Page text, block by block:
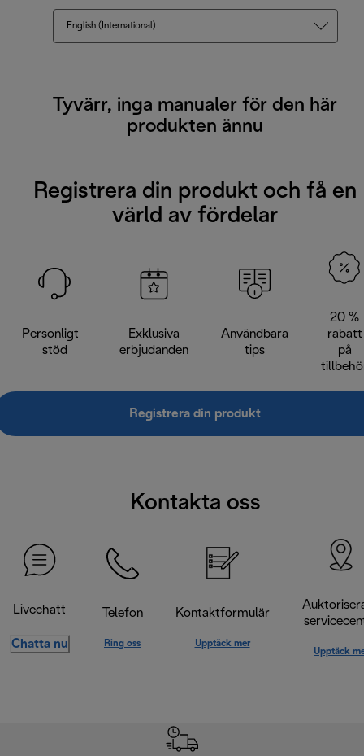
English (International)
Tyvärr, inga manualer för den här
produkten ännu
Registrera din produkt och få en
värld av fördelar
Personligt
stöd
Exklusiva
erbjudanden
Användbara
tips
20 %
rabatt
på
Registrera din produkt
Kontakta oss
Livechatt
Chatta nu
Telefon
Ring oss
Kontaktformulär
Upptäck mer
Upptäck